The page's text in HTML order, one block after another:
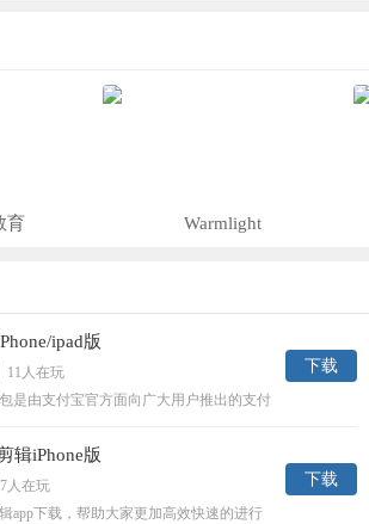
育 Warmlight
ipad版
11 人在玩
是由支付宝官方面向广大用户推出的支付
收款。出门不带钱也能付钱。
下载
辑iPhone版
7人在玩
app下载，帮助大家更加高效快速的进行
下载